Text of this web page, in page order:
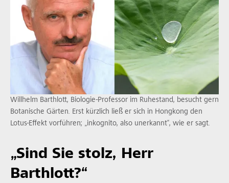
„Sind Sie stolz, Herr
Barthlott?“
Willhelm Barthlott, Biologie-Professor im Ruhestand, besucht gern
Botanische Gärten. Erst kürzlich ließ er sich in Hongkong den
Lotus-Effekt vorführen; „inkognito, also unerkannt“, wie er sagt.